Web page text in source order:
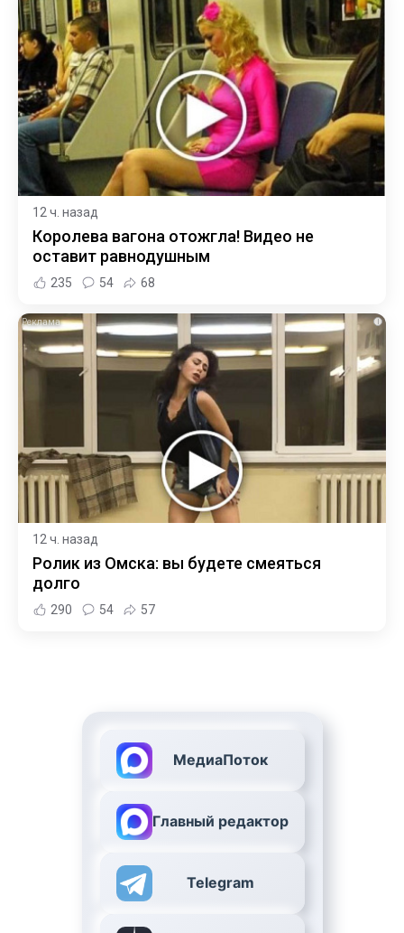
12 ч. назад
Королева вагона отожгла! Видео не
оставит равнодушным
235 54 68
i
12 ч. назад
Ролик из Омска: вы будете смеяться
долго
290 54 57
МедиаПоток
Главный редактор
Telegram